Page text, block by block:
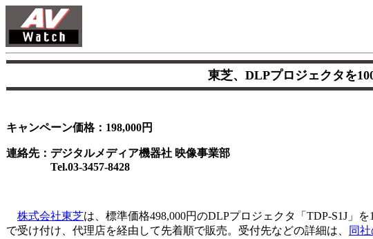
東芝、DLPプロジェクタを
キャンペーン価格：198,000円
連絡先：デジタルメディア機器社 映像事業部
Tel.03-3457-8428
株式会社東芝は、標準価格498,000円のDLPプロジェクタ「TDP-S1J」
で受け付け、代理店を経由して先着順で販売。受付先などの詳細は、
同